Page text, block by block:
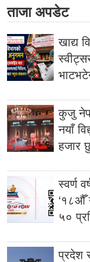
ताजा अपडेट
खाद्य
कुजु
नयाँ
हजार
स्वर्ण
‘१८औँ
५०
प्रदेश